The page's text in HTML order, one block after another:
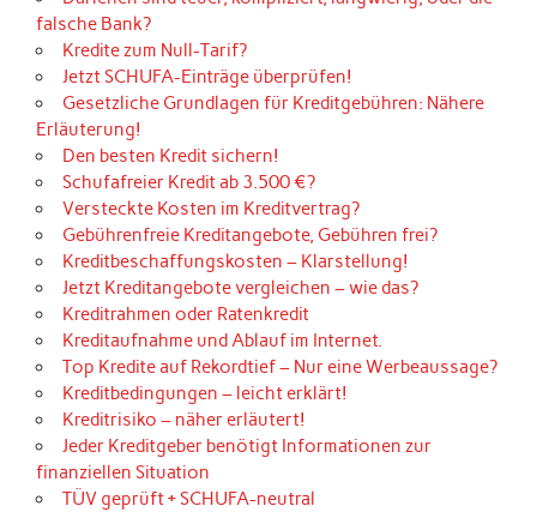
falsche Bank?
Kredite zum Null-Tarif?
Jetzt SCHUFA-Einträge überprüfen!
Gesetzliche Grundlagen für Kreditgebühren: Nähere
Erläuterung!
Den besten Kredit sichern!
Schufafreier Kredit ab 3.500 €?
Versteckte Kosten im Kreditvertrag?
Gebührenfreie Kreditangebote, Gebühren frei?
Kreditbeschaffungskosten – Klarstellung!
Jetzt Kreditangebote vergleichen – wie das?
Kreditrahmen oder Ratenkredit
Kreditaufnahme und Ablauf im Internet.
Top Kredite auf Rekordtief – Nur eine Werbeaussage?
Kreditbedingungen – leicht erklärt!
Kreditrisiko – näher erläutert!
Jeder Kreditgeber benötigt Informationen zur
finanziellen Situation
TÜV geprüft + SCHUFA-neutral